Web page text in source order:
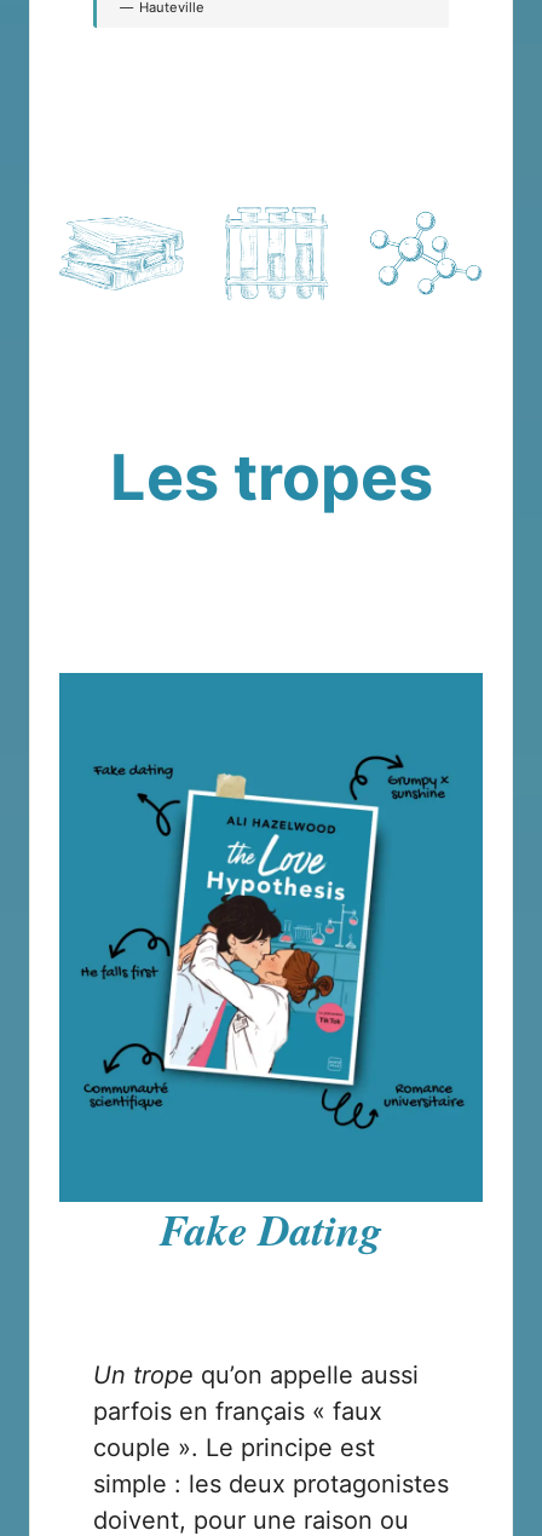
Hauteville
Les tropes
Fake Dating
Un trope qu’on appelle aussi
parfois en français « faux
couple ». Le principe est
simple : les deux protagonistes
doivent, pour une raison ou